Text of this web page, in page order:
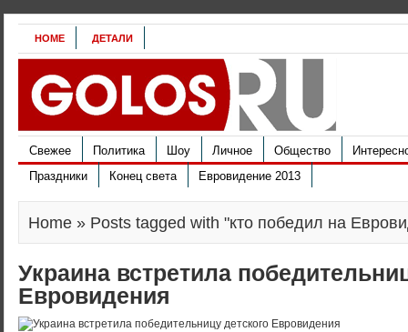
HOME ДЕТАЛИ
Свежее Политика Шоу Личное Общество
Праздники
Конец света Евровидение 2013
Home » Posts tagged with "кто победил на
Украина встретила
Евровидения